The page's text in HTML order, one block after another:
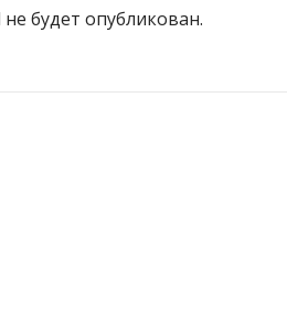
будет опубликован.